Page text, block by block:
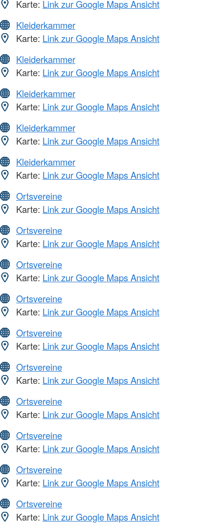
Karte: Link zur Google Maps Ansicht
Kleiderkammer
Karte: Link zur Google Maps Ansicht
Kleiderkammer
Karte: Link zur Google Maps Ansicht
Kleiderkammer
Karte: Link zur Google Maps Ansicht
Kleiderkammer
Karte: Link zur Google Maps Ansicht
Kleiderkammer
Karte: Link zur Google Maps Ansicht
Ortsvereine
Karte: Link zur Google Maps Ansicht
Ortsvereine
Karte: Link zur Google Maps Ansicht
Ortsvereine
Karte: Link zur Google Maps Ansicht
Ortsvereine
Karte: Link zur Google Maps Ansicht
Ortsvereine
Karte: Link zur Google Maps Ansicht
Ortsvereine
Karte: Link zur Google Maps Ansicht
Ortsvereine
Karte: Link zur Google Maps Ansicht
Ortsvereine
Karte: Link zur Google Maps Ansicht
Ortsvereine
Karte: Link zur Google Maps Ansicht
Ortsvereine
Karte: Link zur Google Maps Ansicht